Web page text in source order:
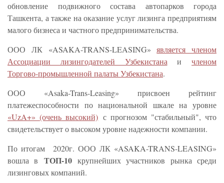
обновление подвижного состава автопарков города
Ташкента, а также на оказание услуг лизинга предприятиям
малого бизнеса и частного предпринимательства.
ООО ЛК «ASAKA-TRANS-LEASING»является членом
Ассоциации лизингодателей Узбекистана и членом
Торгово-промышленной палаты Узбекистана.
ООО «Asaka-Trans-Leasing» присвоен рейтинг
платежеспособности по национальной шкале на уровне
«UzA+» (очень высокий) с прогнозом "стабильный", что
свидетельствует о высоком уровне надежности компании.
По итогам 2020г. ООО ЛК «ASAKA-TRANS-LEASING»
вошла в ТОП-10крупнейших участников рынка среди
лизинговых компаний.